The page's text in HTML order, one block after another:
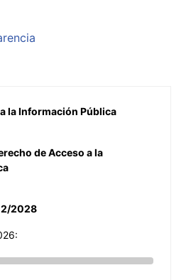
la Información Pública
de Acceso a la
2028